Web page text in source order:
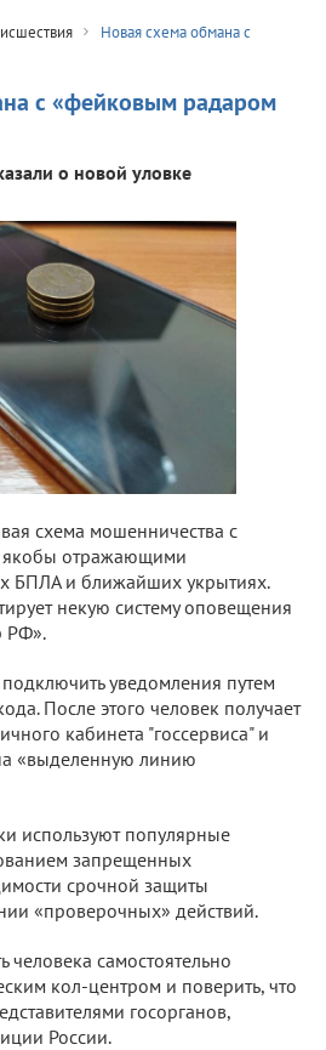
Новая схема обмана с
с «фейковым радаром
о новой уловке
схема мошенничества с
отражающими
БПЛА и ближайших укрытиях.
некую систему оповещения
РФ».
уведомления путем
После этого человек получает
кабинета "госсервиса" и
«выделенную линию
используют популярные
запрещенных
срочной защиты
«проверочных» действий.
человека самостоятельно
кол-центром и поверить, что
госорганов,
России.